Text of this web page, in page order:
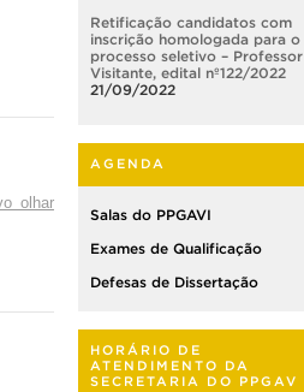
olhar
Retificação candidatos com
inscrição homologada para o
processo seletivo – Professor
Visitante, edital nº122/2022
21/09/2022
AGENDA
Salas do PPGAVI
Exames de Qualificação
Defesas de Dissertação
HORÁRIO DE
ATENDIMENTO DA
SECRETARIA DO PPGAV